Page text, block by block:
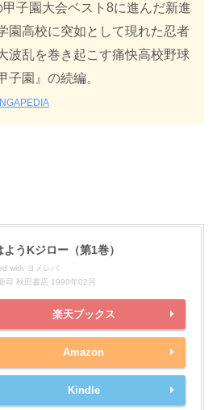
子園大会ベスト8に進んだ新進
園高校に突如として現れた忍者
波乱を巻き起こす痛快高校野球
子園』の続編。
ようKジロー（第1巻）
with ヨメレバ
司 秋田書店 1990年02月
楽天ブックス
Amazon
Kindle